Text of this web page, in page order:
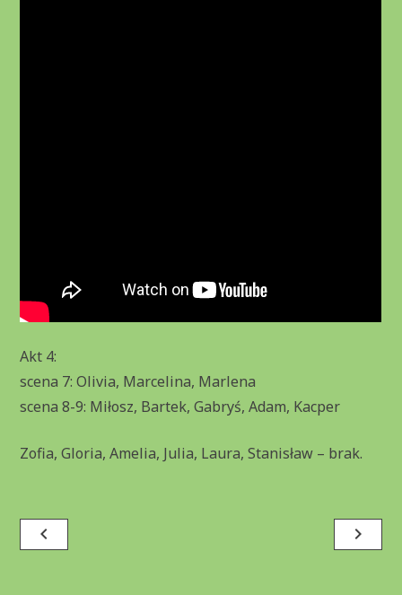
Akt 4:
scena 7: Olivia, Marcelina, Marlena
scena 8-9: Miłosz, Bartek, Gabryś, Adam, Kacper
Zofia, Gloria, Amelia, Julia, Laura, Stanisław – brak.
Nawigacja
wpisu
navigate_before navigate_next